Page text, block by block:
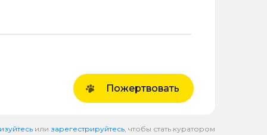
Пожертвовать
или зарегестрируйтесь , чтобы стать куратором